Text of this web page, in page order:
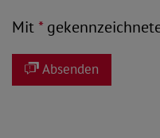
Mit*
Absenden